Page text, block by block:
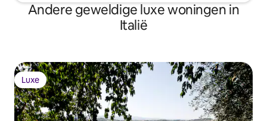
Andere geweldige luxe woningen in
Italië
Luxe
Luxe